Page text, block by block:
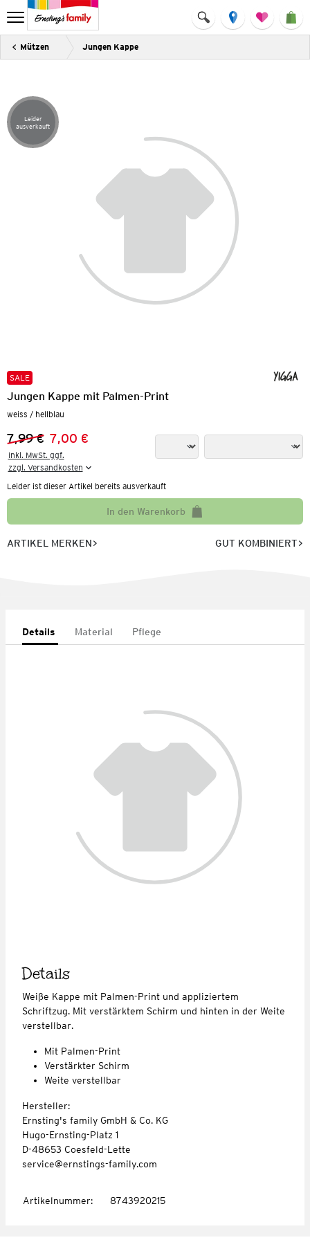
Mützen Jungen Kappe
Artikel leider ausverkauft
Leider
ausverkauft
SALE
Jungen Kappe mit Palmen-Print
weiss / hellblau
Vorheriger Preis:
7,99 €
Neuer Preis:
7,00 €
inkl. MwSt. ggf.
zzgl. Versandkosten
Leider ist dieser Artikel bereits ausverkauft
In den Warenkorb
ARTIKEL MERKEN GUT KOMBINIERT
Details Material Pflege
Details
Weiße Kappe mit Palmen-Print und appliziertem
Schriftzug. Mit verstärktem Schirm und hinten in der Weite
verstellbar.
Mit Palmen-Print
Verstärkter Schirm
Weite verstellbar
Hersteller:
Ernsting's family GmbH & Co. KG
Hugo-Ernsting-Platz 1
D-48653 Coesfeld-Lette
service@ernstings-family.com
Artikelnummer: 8743920215